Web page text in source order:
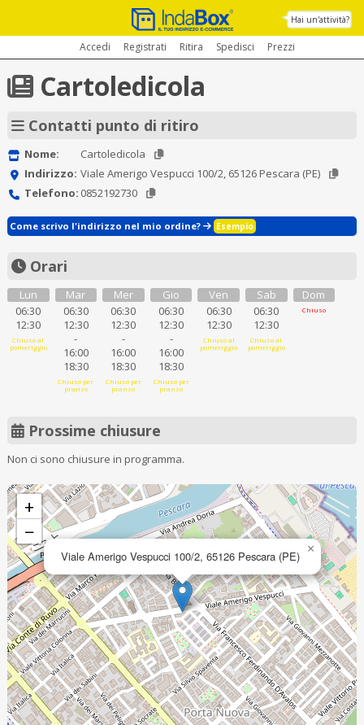
Hai un'attività?
Accedi Registrati Ritira Spedisci Prezzi
Cartoledicola
Contatti punto di ritiro
Nome:
Cartoledicola
Indirizzo: Viale Amerigo Vespucci 100/2, 65126 Pescara (PE)
Telefono: 0852192730
Come scrivo l'indirizzo nel mio ordine? Esempio
Orari
Lun
06:30
12:30
Chiuso al
pomeriggio
Mar
06:30
12:30
-
16:00
18:30
Chiuso per
pranzo
Mer
06:30
12:30
-
16:00
18:30
Chiuso per
pranzo
Gio
06:30
12:30
-
16:00
18:30
Chiuso per
pranzo
Ven
06:30
12:30
Chiuso al
pomeriggio
Sab
06:30
12:30
Chiuso al
pomeriggio
Dom
Chiuso
Prossime chiusure
Non ci sono chiusure in programma.
Viale Amerigo Vespucci 100/2, 65126 Pescara (PE) ×
+
−